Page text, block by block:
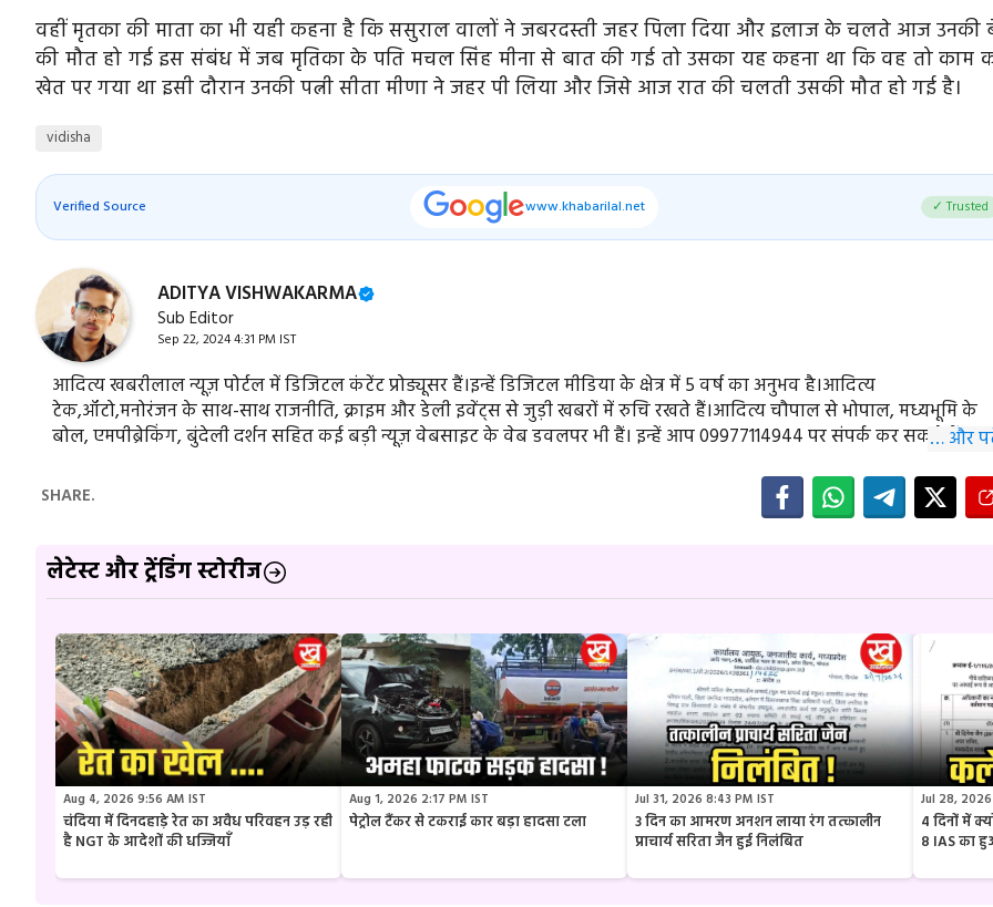
वहीं मृतका की माता का भी यही कहना है कि ससुराल वालों ने जबरदस्ती जहर पिला दिया और इलाज के चलते आज उनकी
की मौत हो गई इस संबंध में जब मृतिका के पति मचल सिंह मीना से बात की गई तो उसका यह कहना था कि वह तो काम
खेत पर गया था इसी दौरान उनकी पत्नी सीता मीणा ने जहर पी लिया और जिसे आज रात की चलती उसकी मौत हो गई है।
vidisha
Verified Source www.khabarilal.net ✓ Trusted
ADITYA VISHWAKARMA
Sub Editor
Sep 22, 2024 4:31 PM IST
आदित्य खबरीलाल न्यूज़ पोर्टल में डिजिटल कंटेंट प्रोड्यूसर हैं।इन्हें डिजिटल मीडिया के क्षेत्र में 5 वर्ष का अनुभव है।आदित्य
टेक,ऑटो,मनोरंजन के साथ-साथ राजनीति, क्राइम और डेली इवेंट्स से जुड़ी खबरों में रुचि रखते हैं।आदित्य चौपाल से भोपाल, मध्यभूमि के
बोल, एमपीब्रेकिंग, बुंदेली दर्शन सहित कई बड़ी न्यूज़ वेबसाइट के वेब डवलपर भी हैं। इन्हें आप 09977114944 पर संपर्क कर सकते हैं।
… और
SHARE.
लेटेस्ट और ट्रेंडिंग स्टोरीज
Aug 4, 2026 9:56 AM IST
चंदिया में दिनदहाड़े रेत का अवैध परिवहन उड़ रही
है NGT के आदेशों की धज्जियाँ
Aug 1, 2026 2:17 PM IST
पेट्रोल टैंकर से टकराई कार बड़ा हादसा टला
Jul 31, 2026 8:43 PM IST
3 दिन का आमरण अनशन लाया रंग तत्कालीन
प्राचार्य सरिता जैन हुई निलंबित
Jul 28, 2026
4 दिनों में
8 IAS का